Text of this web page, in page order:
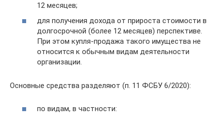
12 месяцев;
для получения дохода от прироста стоимости в
долгосрочной (более 12 месяцев) перспективе.
При этом купля-продажа такого имущества не
относится к обычным видам деятельности
организации.
Основные средства разделяют (п. 11 ФСБУ 6/2020):
по видам, в частности: